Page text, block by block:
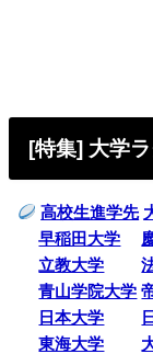
[特集] 大学
高校生進学先
早稲田大学
立教大学
青山学院大学
日本大学
東海大学